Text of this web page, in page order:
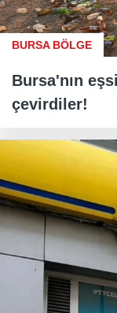
BURSA BÖLGE
Bursa'nın
çevirdiler!